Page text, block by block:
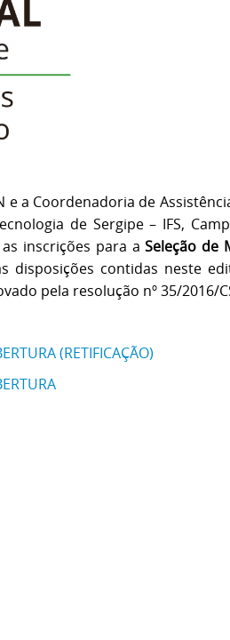
e a Coordenadoria de
de Sergipe – IFS,
inscrições para aSeleção de
disposições contidas neste
pela resolução nº 35/2016/
(RETIFICAÇÃO)